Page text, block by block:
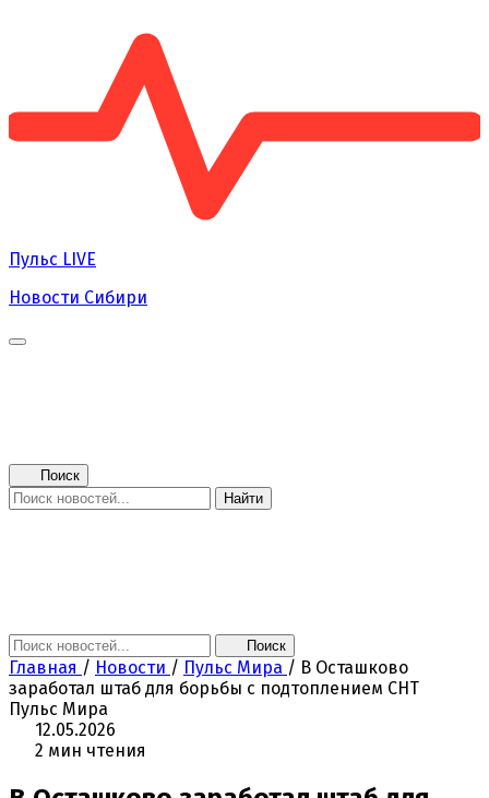
Пульс LIVE
Новости Сибири
Поиск
Найти
Поиск
Главная / Новости / Пульс Мира / В Осташково
заработал штаб для борьбы с подтоплением СНТ
Пульс Мира
12.05.2026
2 мин чтения